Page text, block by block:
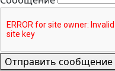
Отправить сообщение